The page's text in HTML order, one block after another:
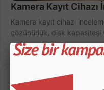
Kamera Kayıt Cihazı
Kamera kayıt cihazı
çözünürlük, disk
değerlendirin; bütçenizi
16 Temmuz 2026